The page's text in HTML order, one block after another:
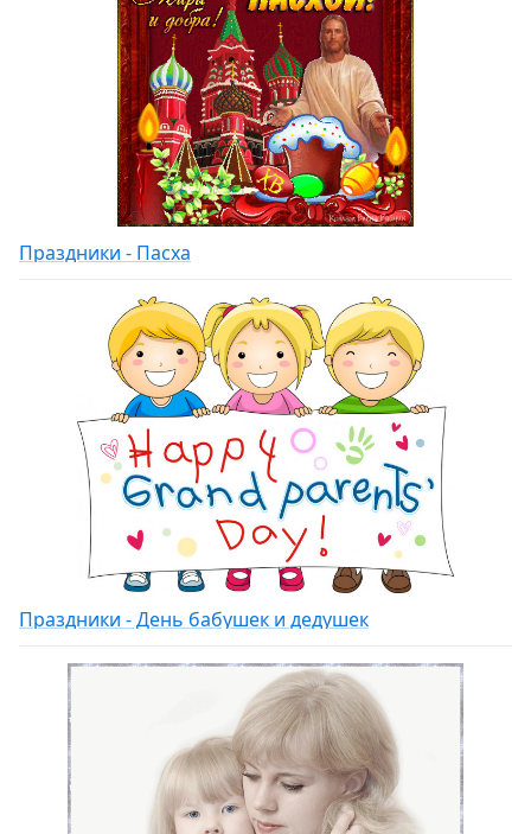
Праздники - Пасха
Праздники - День бабушек и дедушек